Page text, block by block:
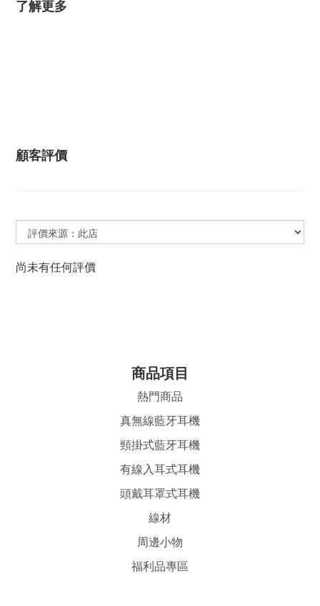
了解更多
顧客評價
尚未有任何評價
商品項目
熱門商品
真無線藍牙耳機
頸掛式藍牙耳機
有線入耳式耳機
頭戴耳罩式耳機
線材
周邊小物
福利品專區